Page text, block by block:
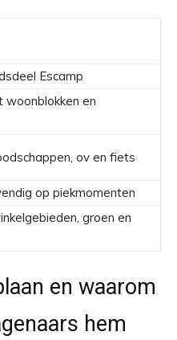
Escamp
woonblokken en
ov en fiets
op piekmomenten
groen en
en waarom
hem